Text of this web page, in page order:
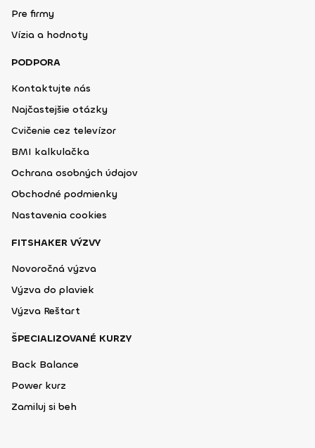
Pre firmy
Vízia a hodnoty
PODPORA
Kontaktujte nás
Najčastejšie otázky
Cvičenie cez televízor
BMI kalkulačka
Ochrana osobných údajov
Obchodné podmienky
Nastavenia cookies
FITSHAKER VÝZVY
Novoročná výzva
Výzva do plaviek
Výzva Reštart
ŠPECIALIZOVANÉ KURZY
Back Balance
Power kurz
Zamiluj si beh